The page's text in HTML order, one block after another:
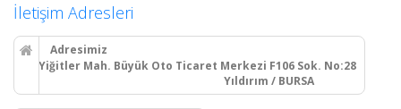
İletişim Adresleri
Adresimiz
Yiğitler Mah. Büyük Oto Ticaret Merkezi F106 Sok. No:28
Yıldırım / BURSA